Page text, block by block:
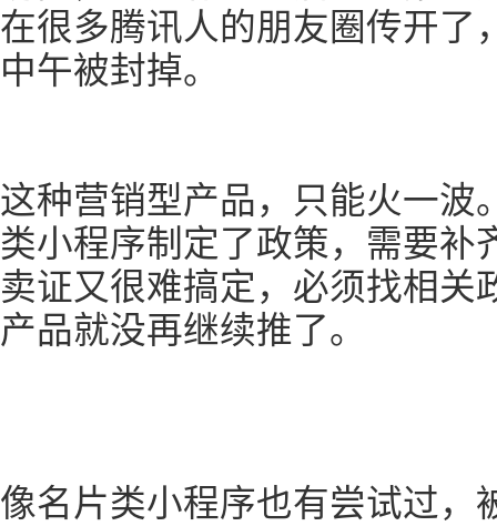
在很多腾讯人的朋友圈传开了
中午被封掉。
这种营销型产品，只能火一波
类小程序制定了政策，需要补
卖证又很难搞定，必须找相关
产品就没再继续推了。
像名片类小程序也有尝试过，